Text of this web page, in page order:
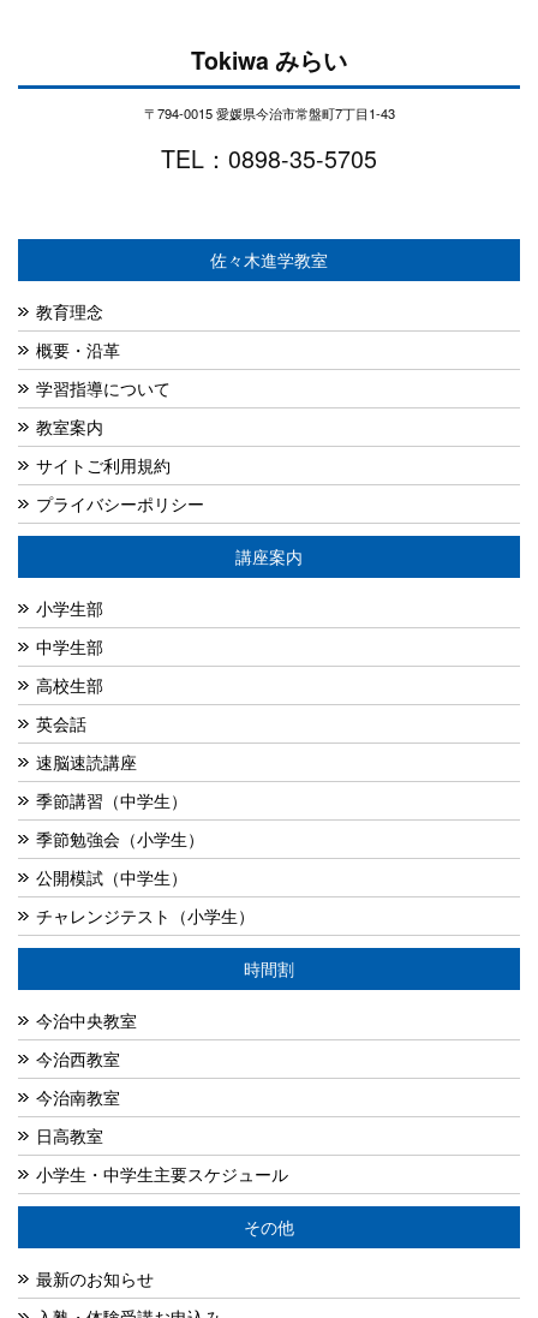
Tokiwa みらい
〒794-0015 愛媛県今治市常盤町7丁目1-43
TEL：0898-35-5705
佐々木進学教室
教育理念
概要・沿革
学習指導について
教室案内
サイトご利用規約
プライバシーポリシー
講座案内
小学生部
中学生部
高校生部
英会話
速脳速読講座
季節講習（中学生）
季節勉強会（小学生）
公開模試（中学生）
チャレンジテスト（小学生）
時間割
今治中央教室
今治西教室
今治南教室
日高教室
小学生・中学生主要スケジュール
その他
最新のお知らせ